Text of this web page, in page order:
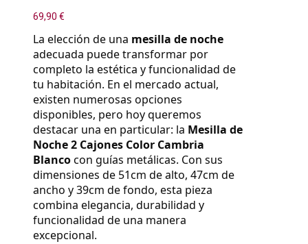
69,90 €
La elección de una mesilla de noche
adecuada puede transformar por
completo la estética y funcionalidad de
tu habitación. En el mercado actual,
existen numerosas opciones
disponibles, pero hoy queremos
destacar una en particular: la Mesilla de
Noche 2 Cajones Color Cambria
Blanco con guías metálicas. Con sus
dimensiones de 51cm de alto, 47cm de
ancho y 39cm de fondo, esta pieza
combina elegancia, durabilidad y
funcionalidad de una manera
excepcional.